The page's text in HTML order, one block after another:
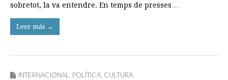
sobretot, la va entendre. En temps de presses…
Leer más →
INTERNACIONAL POLÍTICA CULTURA